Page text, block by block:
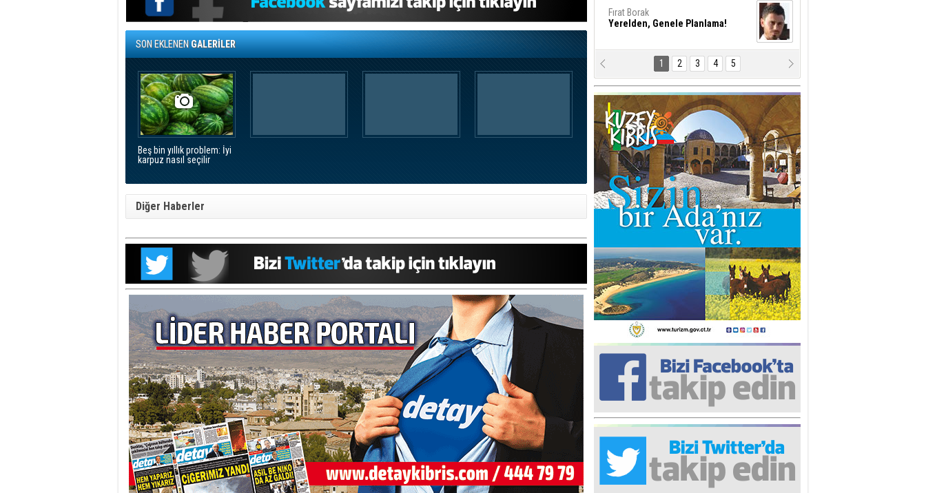
SON EKLENENGALERİLER
Beş bin yıllık problem: İyi
karpuz nasıl seçilir
Diğer Haberler
Fırat Borak
Yerelden, Genele Planlama!
Erkut YILMABAŞAR
Bayrak tartışmaları ve ihalesiz
işler!
Arif Alasya
2015 SONRASI VE AKINCI.
Fatma Baysal
SURLAR İÇİ’NDE KOLAYDIR ÖLMEK
Ediz TUNCEL
Göz göre göre…
Taner ULUTAŞ
İnşallah St. Lois ile Hakkaido
Adası gibi olmayız !...
Ali KİŞMİR
FIRSAT VE KORKU
Turgut ÇALICI
İki Lakırdı da benden!
Yrd. Doç. Ercan HOŞKARA
Yatırım Yapmazsan Var Olamazsın:
Hedefteki Kurum Kıb-Tek
Rana Sarro
Başıma gelen skandal olayı
1 2 3 4 5